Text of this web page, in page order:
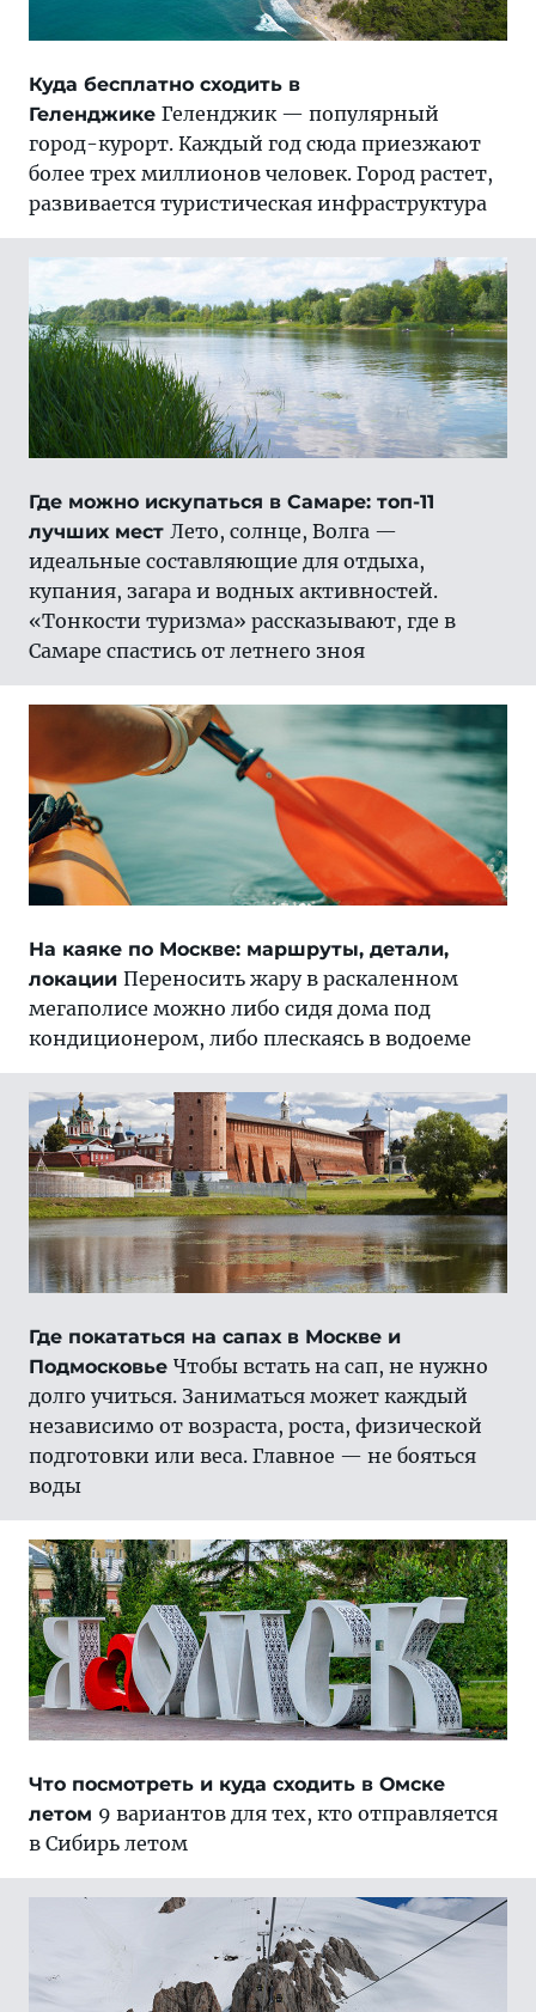
Куда бесплатно сходить в
Геленджике Геленджик — популярный
город-курорт. Каждый год сюда приезжают
более трех миллионов человек. Город растет,
развивается туристическая инфраструктура
Где можно искупаться в Самаре: топ-11
лучших мест Лето, солнце, Волга —
идеальные составляющие для отдыха,
купания, загара и водных активностей.
«Тонкости туризма» рассказывают, где в
Самаре спастись от летнего зноя
На каяке по Москве: маршруты, детали,
локации Переносить жару в раскаленном
мегаполисе можно либо сидя дома под
кондиционером, либо плескаясь в водоеме
Где покататься на сапах в Москве и
Подмосковье Чтобы встать на сап, не нужно
долго учиться. Заниматься может каждый
независимо от возраста, роста, физической
подготовки или веса. Главное — не бояться
воды
Что посмотреть и куда сходить в Омске
летом 9 вариантов для тех, кто отправляется
в Сибирь летом